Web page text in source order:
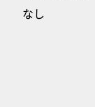
なし